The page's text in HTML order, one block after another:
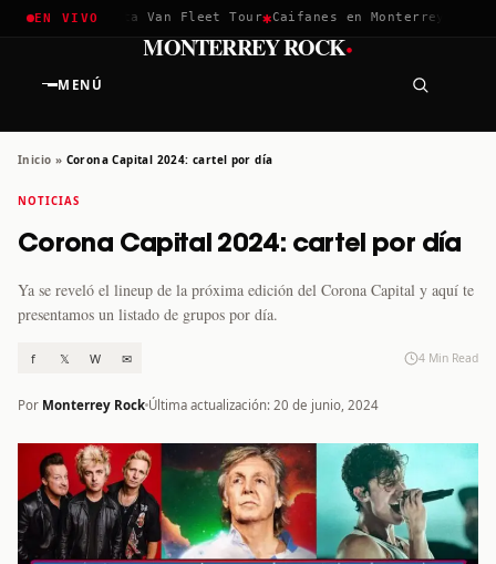
EN VIVO
2026 Greta Van Fleet Tour ✱Caifanes en Monterrey · 12 Dic
MENÚ
MONTERREY ROCK·
Inicio » Corona Capital 2024: cartel por día
NOTICIAS
Corona Capital 2024: cartel por día
Ya se reveló el lineup de la próxima edición del Corona Capital y aquí te
presentamos un listado de grupos por día.
f 𝕏 W ✉ 4 Min Read
Por Monterrey Rock Última actualización: 20 de junio, 2024